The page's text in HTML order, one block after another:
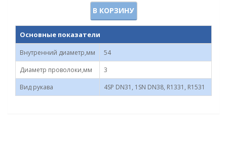
В КОРЗИНУ
Основные показатели
Внутренний диаметр,мм
54
Диаметр проволоки,мм
3
Вид рукава
4SP DN31, 1SN DN38, R1331, R1531